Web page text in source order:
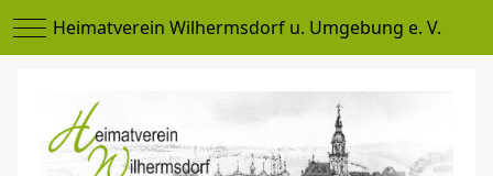
Mobile Menu Toggle
Heimatverein Wilhermsdorf u. Umgebung e. V.